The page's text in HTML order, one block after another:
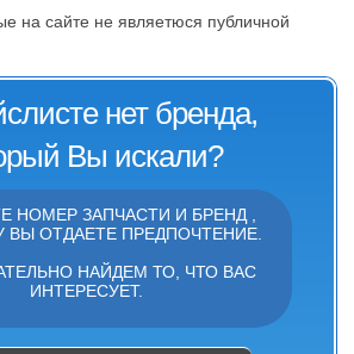
на сайте не являетюся публичной
нет бренда,
Вы искали?
НОМЕР ЗАПЧАСТИ И БРЕНД ,
ВЫ ОТДАЕТЕ ПРЕДПОЧТЕНИЕ.
НАЙДЕМ ТО, ЧТО ВАС
ИНТЕРЕСУЕТ.